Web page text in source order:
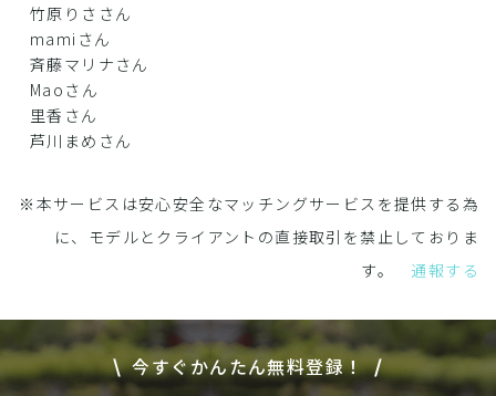
竹原りささん
mamiさん
斉藤マリナさん
Maoさん
里香さん
芦川まめさん
※本サービスは安心安全なマッチングサービスを提供する為
に、モデルとクライアントの直接取引を禁止しておりま
す。通報する
今すぐかんたん無料登録！